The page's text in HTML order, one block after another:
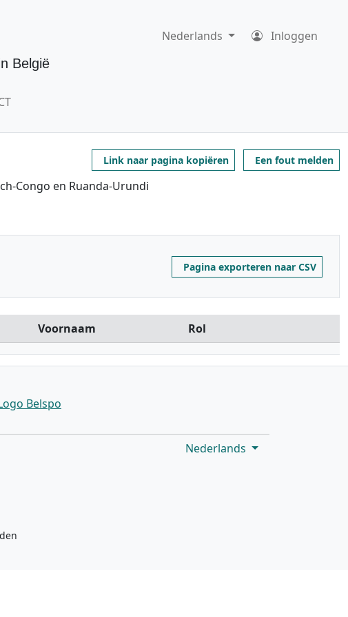
België
Nederlands Inloggen
Link naar pagina kopiëren Een fout melden
Congo en Ruanda-Urundi
Pagina exporteren naar CSV
Voornaam Rol
Nederlands